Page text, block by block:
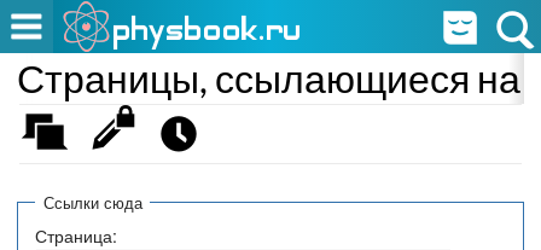
Страницы, ссылающиеся на
Ссылки сюда
Страница: